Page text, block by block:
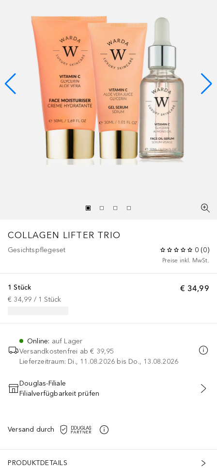
COLLAGEN LIFTER TRIO
Gesichtspflegeset 0 (0)
Preise inkl. MwSt.
€ 34,99
1 Stück
€ 34,99 / 1 Stück
Online: auf Lager
Versandkostenfrei ab € 39,95
Lieferzeitraum: Di., 11.08.2026 bis Do., 13.08.2026
IN DEN WARENKORB
Douglas-Filiale
Filialverfügbarkeit prüfen
Versand durch
PRODUKTDETAILS